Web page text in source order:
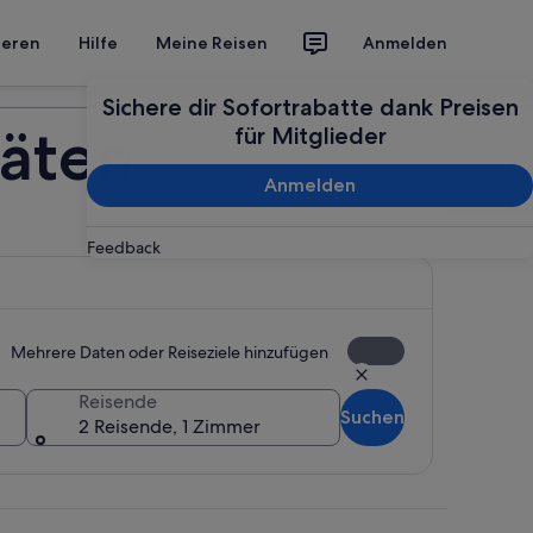
Hilfe Meine Reisen Anmelden
Sichere dir Sofortrabatte dank Preisen
für Mitglieder
Anmelden
Feedback
Deine Reise planen
Mehrere Daten oder Reiseziele hinzufügen
Reisende
2 Reisende, 1 Zimmer
Suchen